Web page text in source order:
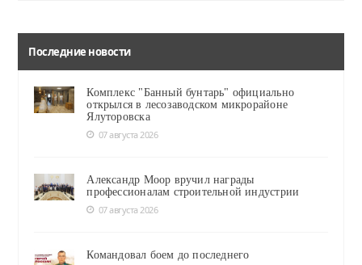
Последние новости
Комплекс "Банный бунтарь" официально
открылся в лесозаводском микрорайоне
Ялуторовска
07 августа 2026
Александр Моор вручил награды
профессионалам строительной индустрии
07 августа 2026
Командовал боем до последнего